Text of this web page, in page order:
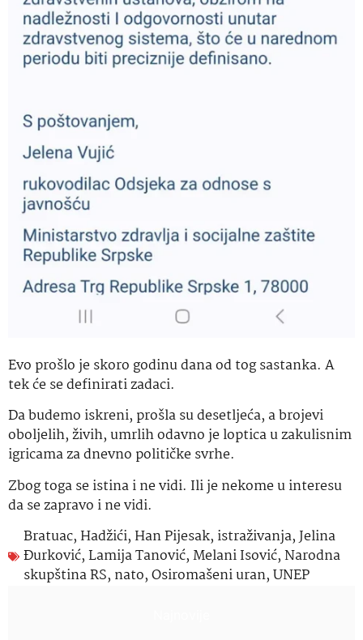
Evo prošlo je skoro godinu dana od tog sastanka. A
tek će se definirati zadaci.
Da budemo iskreni, prošla su desetljeća, a brojevi
oboljelih, živih, umrlih odavno je loptica u zakulisnim
igricama za dnevno političke svrhe.
Zbog toga se istina i ne vidi. Ili je nekome u interesu
da se zapravo i ne vidi.
Bratuac,Hadžići,Han Pijesak, istraživanja,Jelina
Đurković,Lamija Tanović,Melani Isović,Narodna
skupština RS, nato,Osiromašeni uran,UNEP